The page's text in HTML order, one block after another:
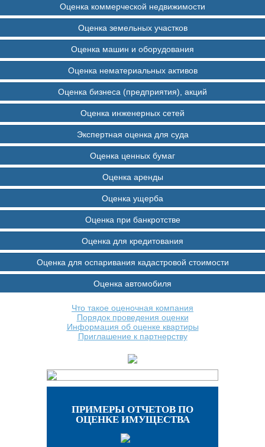
Оценка коммерческой недвижимости
Оценка земельных участков
Оценка машин и оборудования
Оценка нематериальных активов
Оценка бизнеса (предприятия), акций
Оценка инженерных сетей
Экспертная оценка для суда
Оценка ценных бумаг
Оценка аренды
Оценка ущерба
Оценка при банкротстве
Оценка для кредитования
Оценка для оспаривания кадастровой стоимости
Оценка автомобиля
Что такое оценочная компания
Порядок проведения оценки
Информация об оценке квартиры
Приглашение к партнерству
ПРИМЕРЫ ОТЧЕТОВ ПО
ОЦЕНКЕ ИМУЩЕСТВА